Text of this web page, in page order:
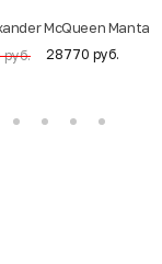
McQueen Manta
руб. 28770 руб.